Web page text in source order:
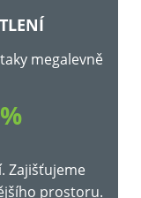
megalevně
Zajišťujeme
prostoru.